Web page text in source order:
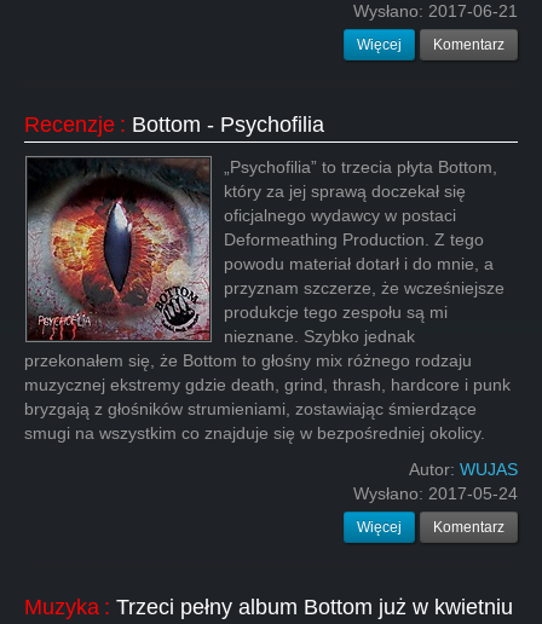
Wysłano: 2017-06-21
Więcej Komentarz
Recenzje : Bottom - Psychofilia
„Psychofilia” to trzecia płyta Bottom,
który za jej sprawą doczekał się
oficjalnego wydawcy w postaci
Deformeathing Production. Z tego
powodu materiał dotarł i do mnie, a
przyznam szczerze, że wcześniejsze
produkcje tego zespołu są mi
nieznane. Szybko jednak
przekonałem się, że Bottom to głośny mix różnego rodzaju
muzycznej ekstremy gdzie death, grind, thrash, hardcore i punk
bryzgają z głośników strumieniami, zostawiając śmierdzące
smugi na wszystkim co znajduje się w bezpośredniej okolicy.
Autor: WUJAS
Wysłano: 2017-05-24
Więcej Komentarz
Muzyka : Trzeci pełny album Bottom już w kwietniu